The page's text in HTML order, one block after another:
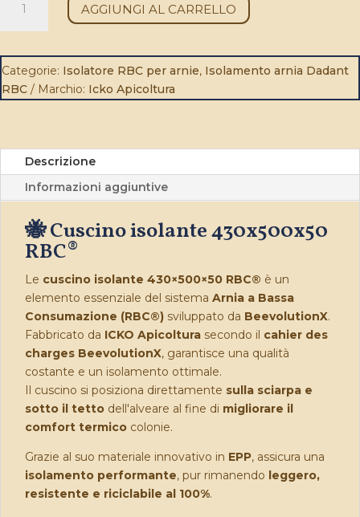
EPP
430×500×50
–
Isolation
AGGIUNGI AL CARRELLO
Categorie: Isolatore RBC per arnie, Isolamento arnia Dadant
RBC
Marchio: Icko Apicoltura
Descrizione
Informazioni aggiuntive
🐝 Cuscino isolante 430x500x50
RBC®
Le cuscino isolante 430×500×50 RBC® è un
elemento essenziale del sistema Arnia a Bassa
Consumazione (RBC®) sviluppato da BeevolutionX.
Fabbricato da ICKO Apicoltura secondo il cahier des
charges BeevolutionX, garantisce una qualità
costante e un isolamento ottimale.
Il cuscino si posiziona direttamente sulla sciarpa e
sotto il tetto dell'alveare al fine di migliorare il
comfort termico colonie.
Grazie al suo materiale innovativo in EPP, assicura una
isolamento performante, pur rimanendo leggero,
resistente e riciclabile al 100%.